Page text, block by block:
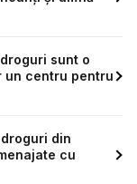
sunt o
un centru pentru
droguri din
cu